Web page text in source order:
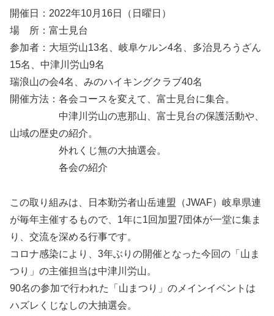
開催日：2022年10月16日（日曜日）
場 所：富士見台
参加者：大垣労山13名、岐阜ケルン4名、多治見ろうざん
15名、中津川労山9名
瑞浪山の会4名、みのハイキングクラブ40名
開催方法：各会コースを変えて、富士見台に集合。
中津川労山の恵那山、富士見台の保護活動や、
山域の歴史の紹介。
外れくじ無の大抽選会。
各会の紹介
この取り組みは、日本勤労者山岳連盟（JWAF）岐阜県連
が毎年主催するもので、1年に1回加盟7団体が一堂に集ま
り、交流を深める行事です。
コロナ感染により、3年ぶりの開催となった今回の「山ま
つり」の主催担当は中津川労山。
90名の参加で行われた「山まつり」のメインイベントは
ハズレくじなしの大抽選会。